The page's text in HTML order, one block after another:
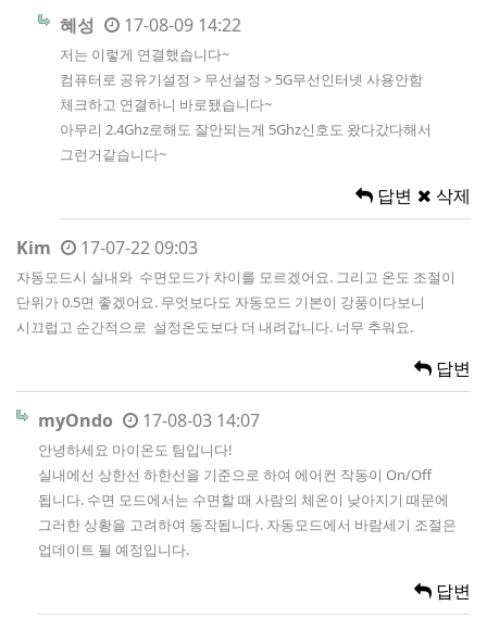
혜성 17-08-09 14:22
저는 이렇게 연결했습니다~
컴퓨터로 공유기설정 > 무선설정 > 5G무선인터넷 사용안함
체크하고 연결하니 바로됐습니다~
아무리 2.4Ghz로해도 잘안되는게 5Ghz신호도 왔다갔다해서
그런거같습니다~
답변 삭제
Kim 17-07-22 09:03
자동모드시 실내와 수면모드가 차이를 모르겠어요. 그리고 온도 조절이
단위가 0.5면 좋겠어요. 무엇보다도 자동모드 기본이 강풍이다보니
시끄럽고 순간적으로 설정온도보다 더 내려갑니다. 너무 추워요.
답변
myOndo 17-08-03 14:07
안녕하세요 마이온도 팀입니다!
실내에선 상한선 하한선을 기준으로 하여 에어컨 작동이 On/Off
됩니다. 수면 모드에서는 수면할 때 사람의 체온이 낮아지기 때문에
그러한 상황을 고려하여 동작됩니다. 자동모드에서 바람세기 조절은
업데이트 될 예정입니다.
답변